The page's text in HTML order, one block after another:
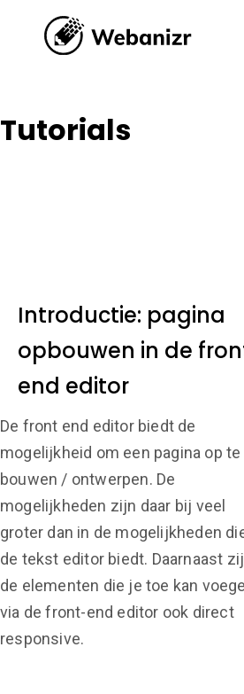
Tutorials
Introductie: pagina
opbouwen in de
end editor
De front end editor biedt de
mogelijkheid om een pagina op te
bouwen / ontwerpen. De
mogelijkheden zijn daar bij veel
groter dan in de mogelijkheden
de tekst editor biedt. Daarnaast
de elementen die je toe kan
via de front-end editor ook direct
responsive.